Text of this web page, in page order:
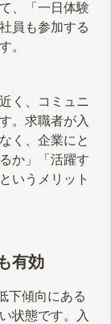
、「一日体験
員も参加する
。
く、コミュニ
。求職者が入
く、企業にと
か」「活躍す
いうメリット
有効
下傾向にある
状態です。入